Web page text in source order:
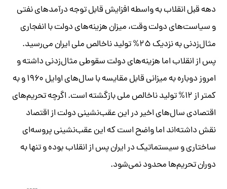
دهه قبل انقلاب به واسطه افزایش قابل توجه درآمدهای نفتی
و سیاست‌های دولت وقت، میزان هزینه‌های دولت با انفجاری
مثال‌زدنی به نزدیک ۲۵% تولید ناخالص ملی ایران می‌رسید.
پس از انقلاب اما هزینه‌های دولت سقوطی مثال‌زدنی داشته و
امروز دوباره به میزانی قابل مقایسه با سال‌های اوایل ۱۹۶۰ و به
کمتر از ۱۲% تولید ناخالص ملی بازگشته است. اگرچه تحریم‌های
اقتصادی سال‌های اخیر در این عقب‌نشینی دولت از اقتصاد
نقش داشته‌اند اما واضح است که این عقب‌نشینی پروسه‌ای
ساختاری و سیستماتیک در ایران پس از انقلاب بوده و تنها به
دوران تحریم‌ها محدود نمی‌شود.